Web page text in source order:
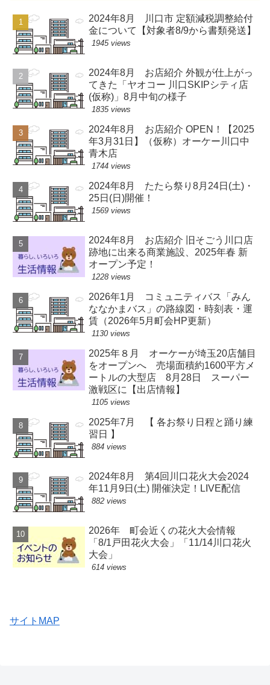
2024年8月 川口市 定額減税調整給付
金について【対象者8/9から書類発送】
1945 views
2024年8月 お店紹介 外観が仕上がっ
てきた「ヤオコー 川口SKIPシティ店
(仮称)」8月中旬の様子
1835 views
2024年8月 お店紹介 OPEN！【2025
年3月31日】（仮称）オーケー川口中
青木店
1744 views
2024年8月 たたら祭り8月24日(土)・
25日(日)開催！
1569 views
2024年8月 お店紹介 旧そごう川口店
跡地に出来る商業施設、2025年春 新
オープン予定！
1228 views
2026年1月 コミュニティバス「みん
ななかまバス」の路線図・時刻表・運
賃（2026年5月町会HP更新）
1130 views
2025年８月 オーケーが埼玉20店舗目
をオープンへ 売場面積約1600平方メ
ートルの大型店 8月28日 スーパー
激戦区に【出店情報】
1105 views
2025年7月 【 各お祭り日程と踊り練
習日 】
884 views
2024年8月 第4回川口花火大会2024
年11月9日(土) 開催決定！LIVE配信
882 views
2026年 町会近くの花火大会情報
「8/1戸田花火大会」「11/14川口花火
大会」
614 views
サイトMAP